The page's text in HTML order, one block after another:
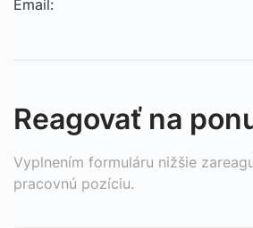
Email:
Reagovať na
Vyplnením formuláru nižšie
pracovnú pozíciu.